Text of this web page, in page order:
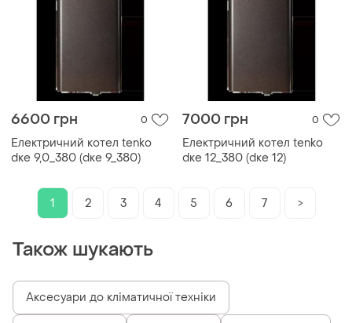
6600 грн 0
Електричний котел tenko
dке 9,0_380 (dке 9_380)
7000 грн 0
Електричний котел tenko
dке 12_380 (dке 12)
1 2 3 4 5 6 7 >
Також шукають
Аксесуари до кліматичної техніки